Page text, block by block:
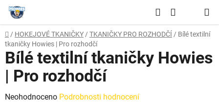
Přejít
obsah
Hledat
KOŠÍK
Domů
/ HOKEJOVÉ TKANIČKY / TKANIČKY PRO ROZHODČÍ / Bílé textilní
tkaničky Howies | Pro rozhodčí
Bílé textilní tkaničky Howies
| Pro rozhodčí
Průměrné
Neohodnoceno Podrobnosti hodnocení